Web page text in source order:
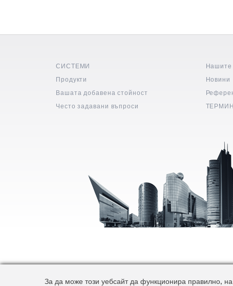
СИСТЕМИ
Продукти
Вашата добавена стойност
Често задавани въпроси
Нашите
Новини
За да може този уебсайт да функционира правилно,